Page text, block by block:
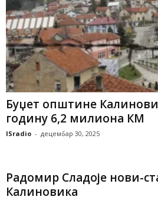
Буџет општине
годину 6,2 милиона КМ
ISradio - децембар 30, 2025
Радомир Сладоје нови-
Калиновика